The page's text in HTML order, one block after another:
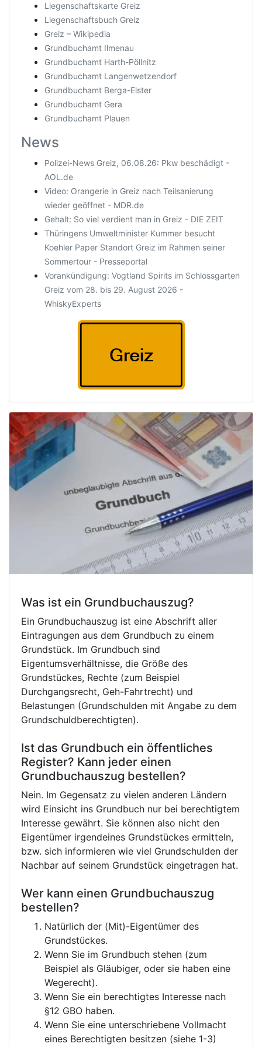
Liegenschaftskarte Greiz
Liegenschaftsbuch Greiz
Greiz – Wikipedia
Grundbuchamt Ilmenau
Grundbuchamt Harth-Pöllnitz
Grundbuchamt Langenwetzendorf
Grundbuchamt Berga-Elster
Grundbuchamt Gera
Grundbuchamt Plauen
News
Polizei-News Greiz, 06.08.26: Pkw beschädigt -
AOL.de
Video: Orangerie in Greiz nach Teilsanierung
wieder geöffnet - MDR.de
Gehalt: So viel verdient man in Greiz - DIE ZEIT
Thüringens Umweltminister Kummer besucht
Koehler Paper Standort Greiz im Rahmen seiner
Sommertour - Presseportal
Vorankündigung: Vogtland Spirits im Schlossgarten
Greiz vom 28. bis 29. August 2026 -
WhiskyExperts
Was ist ein Grundbuchauszug?
Ein Grundbuchauszug ist eine Abschrift aller
Eintragungen aus dem Grundbuch zu einem
Grundstück. Im Grundbuch sind
Eigentumsverhältnisse, die Größe des
Grundstückes, Rechte (zum Beispiel
Durchgangsrecht, Geh-Fahrtrecht) und
Belastungen (Grundschulden mit Angabe zu dem
Grundschuldberechtigten).
Ist das Grundbuch ein öffentliches
Register? Kann jeder einen
Grundbuchauszug bestellen?
Nein. Im Gegensatz zu vielen anderen Ländern
wird Einsicht ins Grundbuch nur bei berechtigtem
Interesse gewährt. Sie können also nicht den
Eigentümer irgendeines Grundstückes ermitteln,
bzw. sich informieren wie viel Grundschulden der
Nachbar auf seinem Grundstück eingetragen hat.
Wer kann einen Grundbuchauszug
bestellen?
Natürlich der (Mit)-Eigentümer des
Grundstückes.
Wenn Sie im Grundbuch stehen (zum
Beispiel als Gläubiger, oder sie haben eine
Wegerecht).
Wenn Sie ein berechtigtes Interesse nach
§12 GBO haben.
Wenn Sie eine unterschriebene Vollmacht
eines Berechtigten besitzen (siehe 1-3)